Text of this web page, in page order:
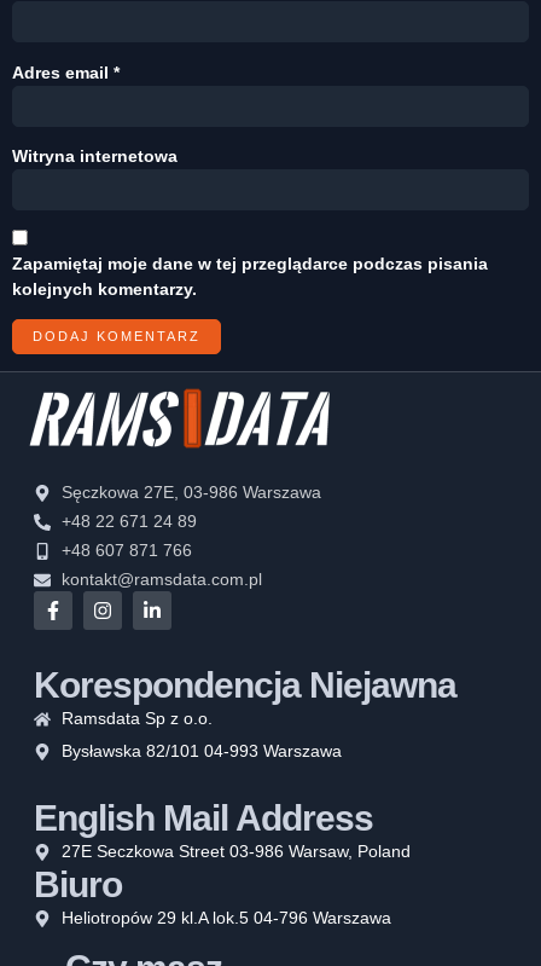
Adres email *
Witryna internetowa
Zapamiętaj moje dane w tej przeglądarce podczas pisania
kolejnych komentarzy.
Sęczkowa 27E, 03-986 Warszawa
+48 22 671 24 89
+48 607 871 766
kontakt@ramsdata.com.pl
Korespondencja Niejawna
Ramsdata Sp z o.o.
Bysławska 82/101 04-993 Warszawa
English Mail Address
27E Seczkowa Street 03-986 Warsaw, Poland
Biuro
Heliotropów 29 kl.A lok.5 04-796 Warszawa